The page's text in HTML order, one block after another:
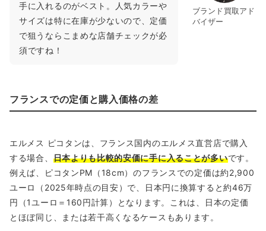
ブランド買取アド
バイザー
手に入れるのがベスト。人気カラーや
サイズは特に在庫が少ないので、定価
で狙うならこまめな店舗チェックが必
須ですね！
フランスでの定価と購入価格の差
エルメス ピコタンは、フランス国内のエルメス直営店で購入
する場合、 日本よりも比較的安価に手に入ることが多いです。
例えば、ピコタンPM（18cm）のフランスでの定価は約2,900
ユーロ（2025年時点の目安）で、日本円に換算すると約46万
円（1ユーロ＝160円計算）となります。これは、日本の定価
とほぼ同じ、または若干高くなるケースもあります。